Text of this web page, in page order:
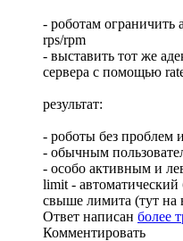
- роботам ограничить
rps/rpm
- выставить тот же
сервера с помощью
результат:
- роботы без проблем
- обычным
- особо активным и
limit - автоматический
свыше лимита (тут
Ответ написан более
Комментировать